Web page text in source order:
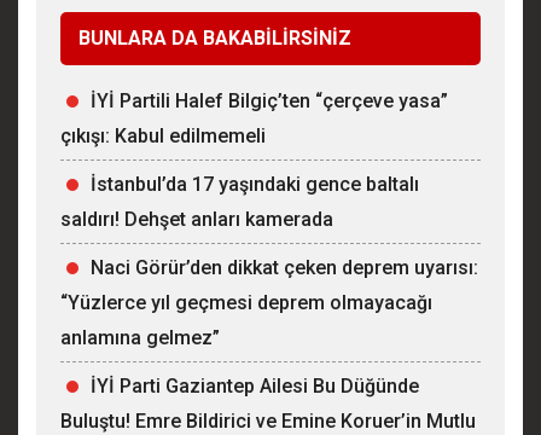
BUNLARA DA BAKABİLİRSİNİZ
İYİ Partili Halef Bilgiç’ten “çerçeve yasa”
çıkışı: Kabul edilmemeli
İstanbul’da 17 yaşındaki gence baltalı
saldırı! Dehşet anları kamerada
Naci Görür’den dikkat çeken deprem uyarısı:
“Yüzlerce yıl geçmesi deprem olmayacağı
anlamına gelmez”
İYİ Parti Gaziantep Ailesi Bu Düğünde
Buluştu! Emre Bildirici ve Emine Koruer’in Mutlu